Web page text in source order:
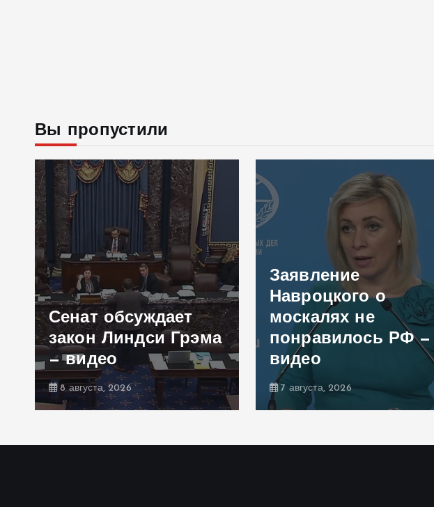
Вы пропустили
Сенат обсуждает
закон Линдси Грэма
— видео
8 августа, 2026
Заявление
Навроцкого о
москалях не
понравилось РФ —
видео
7 августа, 2026